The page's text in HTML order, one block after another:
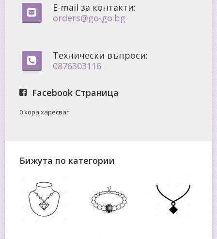
E-mail за контакти:
orders@go-go.bg
Технически въпроси:
0876303116
Facebook Страница
0 хора харесват .
Бижута по категории